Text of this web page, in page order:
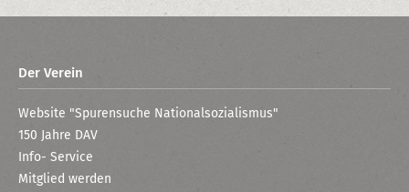
Der Verein
Website "Spurensuche Nationalsozialismus"
150 Jahre DAV
Info- Service
Mitglied werden